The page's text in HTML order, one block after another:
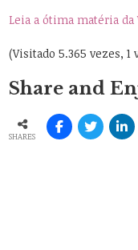
Leia a ótima matéria
(Visitado 5.365 vezes, 1
Share and
SHARES